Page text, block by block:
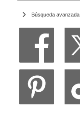
Búsqueda avanzada